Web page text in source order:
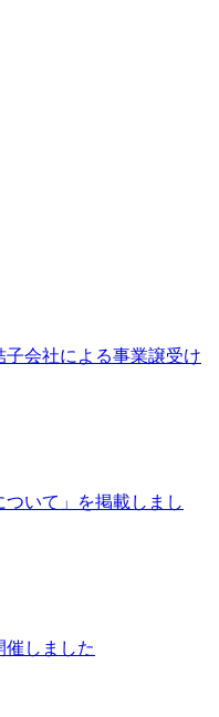
子会社による事業譲受け
いて」を掲載しまし
催しました